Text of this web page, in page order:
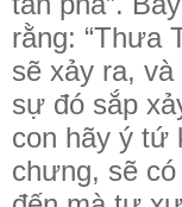
rằng: “Thưa
sẽ xảy ra,
sự đó sắp
con hãy ý tứ
chưng, sẽ